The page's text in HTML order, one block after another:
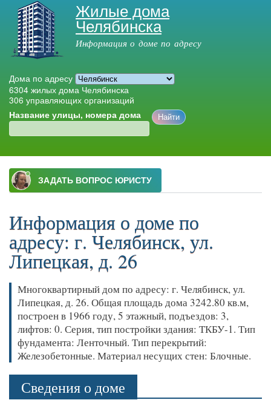
Перейти к
основному
содержанию
Жилые дома
Челябинска
Информация о доме по адресу
Дома по адресу
6304 жилых дома Челябинска
306 управляющих организаций
Название улицы, номера дома
Главное меню
Информация о доме по
адресу: г. Челябинск, ул.
Липецкая, д. 26
Многоквартирный дом по адресу: г. Челябинск, ул.
Липецкая, д. 26. Общая площадь дома 3242.80 кв.м,
построен в 1966 году, 5 этажный, подъездов: 3,
лифтов: 0. Серия, тип постройки здания: ТКБУ-1. Тип
фундамента: Ленточный. Тип перекрытий:
Железобетонные. Материал несущих стен: Блочные.
Сведения о доме